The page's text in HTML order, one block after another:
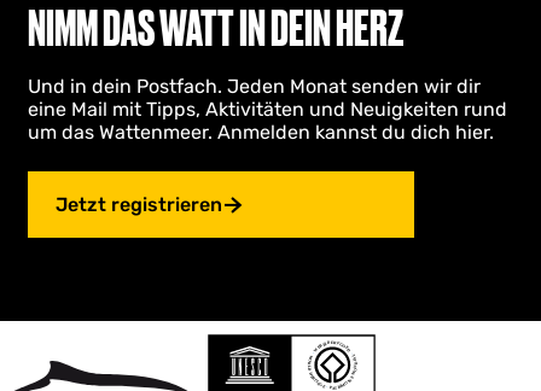
NIMM DAS WATT IN DEIN HERZ
Und in dein Postfach. Jeden Monat senden wir dir
eine Mail mit Tipps, Aktivitäten und Neuigkeiten rund
um das Wattenmeer. Anmelden kannst du dich hier.
Jetzt registrieren